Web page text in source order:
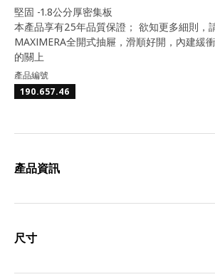
堅固 -1.8公分厚密集板
本產品享有25年品質保證； 欲知更多細則，
MAXIMERA全開式抽屜，滑順好開，內建緩
的關上
產品編號
190.657.46
產品資訊
尺寸